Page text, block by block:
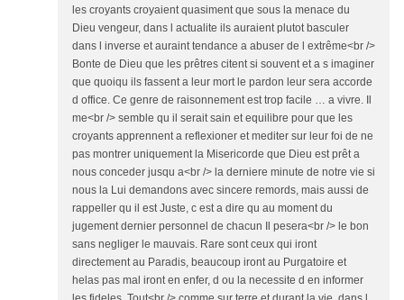
les croyants croyaient quasiment que sous la menace du
Dieu vengeur, dans l actualite ils auraient plutot basculer
dans l inverse et auraint tendance a abuser de l extrême<br />
Bonte de Dieu que les prêtres citent si souvent et a s imaginer
que quoiqu ils fassent a leur mort le pardon leur sera accorde
d office. Ce genre de raisonnement est trop facile … a vivre. Il
me<br /> semble qu il serait sain et equilibre pour que les
croyants apprennent a reflexioner et mediter sur leur foi de ne
pas montrer uniquement la Misericorde que Dieu est prêt a
nous conceder jusqu a<br /> la derniere minute de notre vie si
nous la Lui demandons avec sincere remords, mais aussi de
rappeller qu il est Juste, c est a dire qu au moment du
jugement dernier personnel de chacun Il pesera<br /> le bon
sans negliger le mauvais. Rare sont ceux qui iront
directement au Paradis, beaucoup iront au Purgatoire et
helas pas mal iront en enfer, d ou la necessite d en informer